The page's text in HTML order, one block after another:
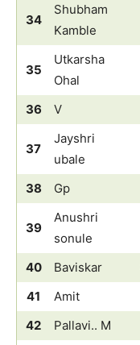
34
Shubham
Kamble
35
Utkarsha
Ohal
36 V
37
Jayshri
ubale
38 Gp
39
Anushri
sonule
40 Baviskar
41
Amit
42
Pallavi.. M